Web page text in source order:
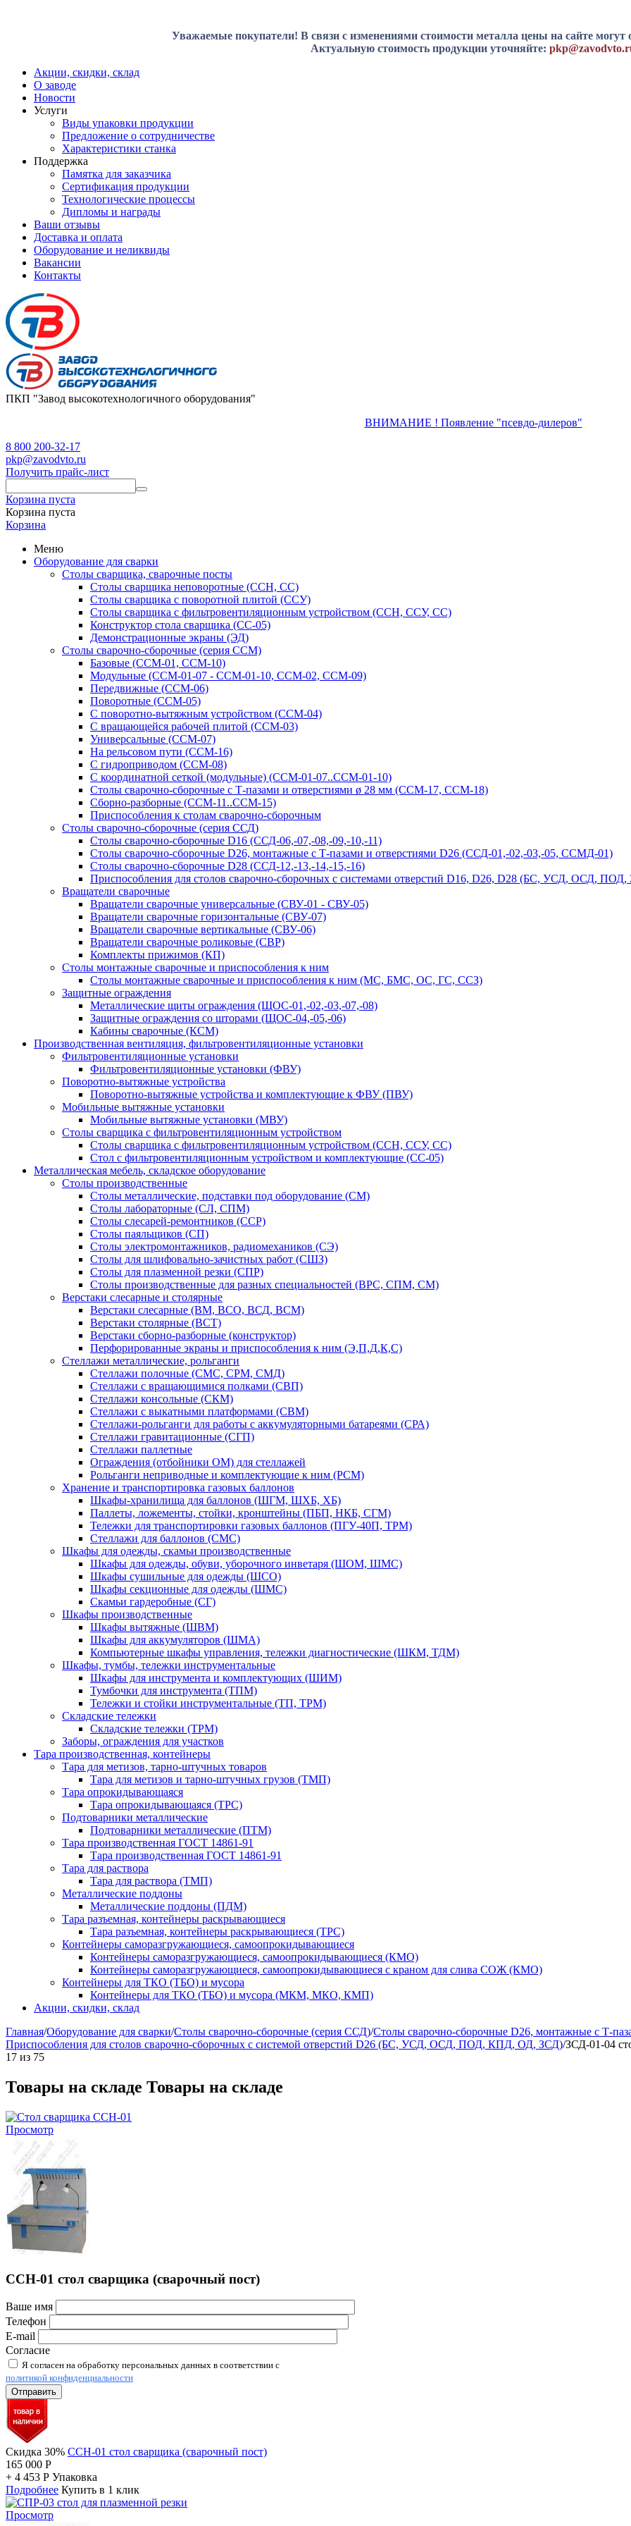
Уважаемые покупатели! В связи с изменениями стоимости металла цены на сайте могут
Актуальную стоимость продукции уточняйте:
Акции, скидки, склад
О заводе
Новости
Услуги
Виды упаковки продукции
Предложение о сотрудничестве
Характеристики станка
Поддержка
Памятка для заказчика
Сертификация продукции
Технологические процессы
Дипломы и награды
Ваши отзывы
Доставка и оплата
Оборудование и неликвиды
Вакансии
Контакты
ПКП "Завод высокотехнологичного оборудования"
ВНИМАНИЕ ! Появление "псевдо-дилеров"
8 800 200-32-17
pkp@zavodvto.ru
Получить прайс-лист
Корзина пуста
Корзина пуста
Корзина
Меню
Оборудование для сварки
Столы сварщика, сварочные посты
Столы сварщика неповоротные (ССН, СС)
Столы сварщика с поворотной плитой (ССУ)
Столы сварщика с фильтровентиляционным устройством (ССН, ССУ, СС)
Конструктор стола сварщика (СС-05)
Демонстрационные экраны (ЭД)
Столы сварочно-сборочные (серия ССМ)
Базовые (ССМ-01, ССМ-10)
Модульные (ССМ-01-07 - ССМ-01-10, ССМ-02, ССМ-09)
Передвижные (ССМ-06)
Поворотные (ССМ-05)
С поворотно-вытяжным устройством (ССМ-04)
С вращающейся рабочей плитой (ССМ-03)
Универсальные (ССМ-07)
На рельсовом пути (ССМ-16)
С гидроприводом (ССМ-08)
С координатной сеткой (модульные) (ССМ-01-07..ССМ-01-10)
Столы сварочно-сборочные с Т-пазами и отверстиями ø 28 мм (ССМ-17, ССМ-18)
Сборно-разборные (ССМ-11..ССМ-15)
Приспособления к столам сварочно-сборочным
Столы сварочно-сборочные (серия ССД)
Столы сварочно-сборочные D16 (ССД-06,-07,-08,-09,-10,-11)
Столы сварочно-сборочные D26, монтажные с Т-пазами и отверстиями D26 (ССД-01,-02,-03,-05, ССМД-01)
Столы сварочно-сборочные D28 (ССД-12,-13,-14,-15,-16)
Приспособления для столов сварочно-сборочных с системами отверстий D16, D26, D28 (БС, УСД, ОСД,
Вращатели сварочные
Вращатели сварочные универсальные (СВУ-01 - СВУ-05)
Вращатели сварочные горизонтальные (СВУ-07)
Вращатели сварочные вертикальные (СВУ-06)
Вращатели сварочные роликовые (СВР)
Комплекты прижимов (КП)
Столы монтажные сварочные и приспособления к ним
Столы монтажные сварочные и приспособления к ним (МС, БМС, ОС, ГС, ССЗ)
Защитные ограждения
Металлические щиты ограждения (ЩОС-01,-02,-03,-07,-08)
Защитные ограждения со шторами (ЩОС-04,-05,-06)
Кабины сварочные (КСМ)
Производственная вентиляция, фильтровентиляционные установки
Фильтровентиляционные установки
Фильтровентиляционные установки (ФВУ)
Поворотно-вытяжные устройства
Поворотно-вытяжные устройства и комплектующие к ФВУ (ПВУ)
Мобильные вытяжные установки
Мобильные вытяжные установки (МВУ)
Столы сварщика с фильтровентиляционным устройством
Столы сварщика с фильтровентиляционным устройством (ССН, ССУ, СС)
Стол с фильтровентиляционным устройством и комплектующие (СС-05)
Металлическая мебель, складское оборудование
Столы производственные
Столы металлические, подставки под оборудование (СМ)
Столы лабораторные (СЛ, СПМ)
Столы слесарей-ремонтников (ССР)
Столы паяльщиков (СП)
Столы электромонтажников, радиомехаников (СЭ)
Столы для шлифовально-зачистных работ (СШЗ)
Столы для плазменной резки (СПР)
Столы производственные для разных специальностей (ВРС, СПМ, СМ)
Верстаки слесарные и столярные
Верстаки слесарные (ВМ, ВСО, ВСД, ВСМ)
Верстаки столярные (ВСТ)
Верстаки сборно-разборные (конструктор)
Перфорированные экраны и приспособления к ним (Э,П,Д,К,С)
Стеллажи металлические, рольганги
Стеллажи полочные (СМС, СРМ, СМД)
Стеллажи с вращающимися полками (СВП)
Стеллажи консольные (СКМ)
Стеллажи с выкатными платформами (СВМ)
Стеллажи-рольганги для работы с аккумуляторными батареями (СРА)
Стеллажи гравитационные (СГП)
Стеллажи паллетные
Ограждения (отбойники ОМ) для стеллажей
Рольганги неприводные и комплектующие к ним (РСМ)
Хранение и транспортировка газовых баллонов
Шкафы-хранилища для баллонов (ШГМ, ШХБ, ХБ)
Паллеты, ложементы, стойки, кронштейны (ПБП, НКБ, СГМ)
Тележки для транспортировки газовых баллонов (ПГУ-40П, ТРМ)
Стеллажи для баллонов (СМС)
Шкафы для одежды, скамьи производственные
Шкафы для одежды, обуви, уборочного инветаря (ШОМ, ШМС)
Шкафы сушильные для одежды (ШСО)
Шкафы секционные для одежды (ШМС)
Скамьи гардеробные (СГ)
Шкафы производственные
Шкафы вытяжные (ШВМ)
Шкафы для аккумуляторов (ШМА)
Компьютерные шкафы управления, тележки диагностические (ШКМ, ТДМ)
Шкафы, тумбы, тележки инструментальные
Шкафы для инструмента и комплектующих (ШИМ)
Тумбочки для инструмента (ТПМ)
Тележки и стойки инструментальные (ТП, ТРМ)
Складские тележки
Складские тележки (ТРМ)
Заборы, ограждения для участков
Тара производственная, контейнеры
Тара для метизов, тарно-штучных товаров
Тара для метизов и тарно-штучных грузов (ТМП)
Тара опрокидывающаяся
Тара опрокидывающаяся (ТРС)
Подтоварники металлические
Подтоварники металлические (ПТМ)
Тара производственная ГОСТ 14861-91
Тара производственная ГОСТ 14861-91
Тара для раствора
Тара для раствора (ТМП)
Металлические поддоны
Металлические поддоны (ПДМ)
Тара разъемная, контейнеры раскрывающиеся
Тара разъемная, контейнеры раскрывающиеся (ТРС)
Контейнеры саморазгружающиеся, самоопрокидывающиеся
Контейнеры саморазгружающиеся, самоопрокидывающиеся (КМО)
Контейнеры саморазгружающиеся, самоопрокидывающиеся с краном для слива СОЖ (КМО)
Контейнеры для ТКО (ТБО) и мусора
Контейнеры для ТКО (ТБО) и мусора (МКМ, МКО, КМП)
Акции, скидки, склад
Главная/Оборудование для сварки/Столы сварочно-сборочные (серия ССД)/Столы сварочно-сборочные D26, монтажные с Т-
Приспособления для столов сварочно-сборочных с системой отверстий D26 (БС, УСД, ОСД, ПОД, КПД, ОД, ЗСД)/ЗСД-01-04
17 из 75
Товары на складе Товары на складе
Просмотр
ССН-01 стол сварщика (сварочный пост)
Ваше имя
Телефон
E-mail
Согласие
Я согласен на обработку персональных данных в соответствии с
политикой конфиденциальности
Отправить
Скидка 30% ССН-01 стол сварщика (сварочный пост)
165 000 Р
+ 4 453 Р Упаковка
Подробнее Купить в 1 клик
Просмотр